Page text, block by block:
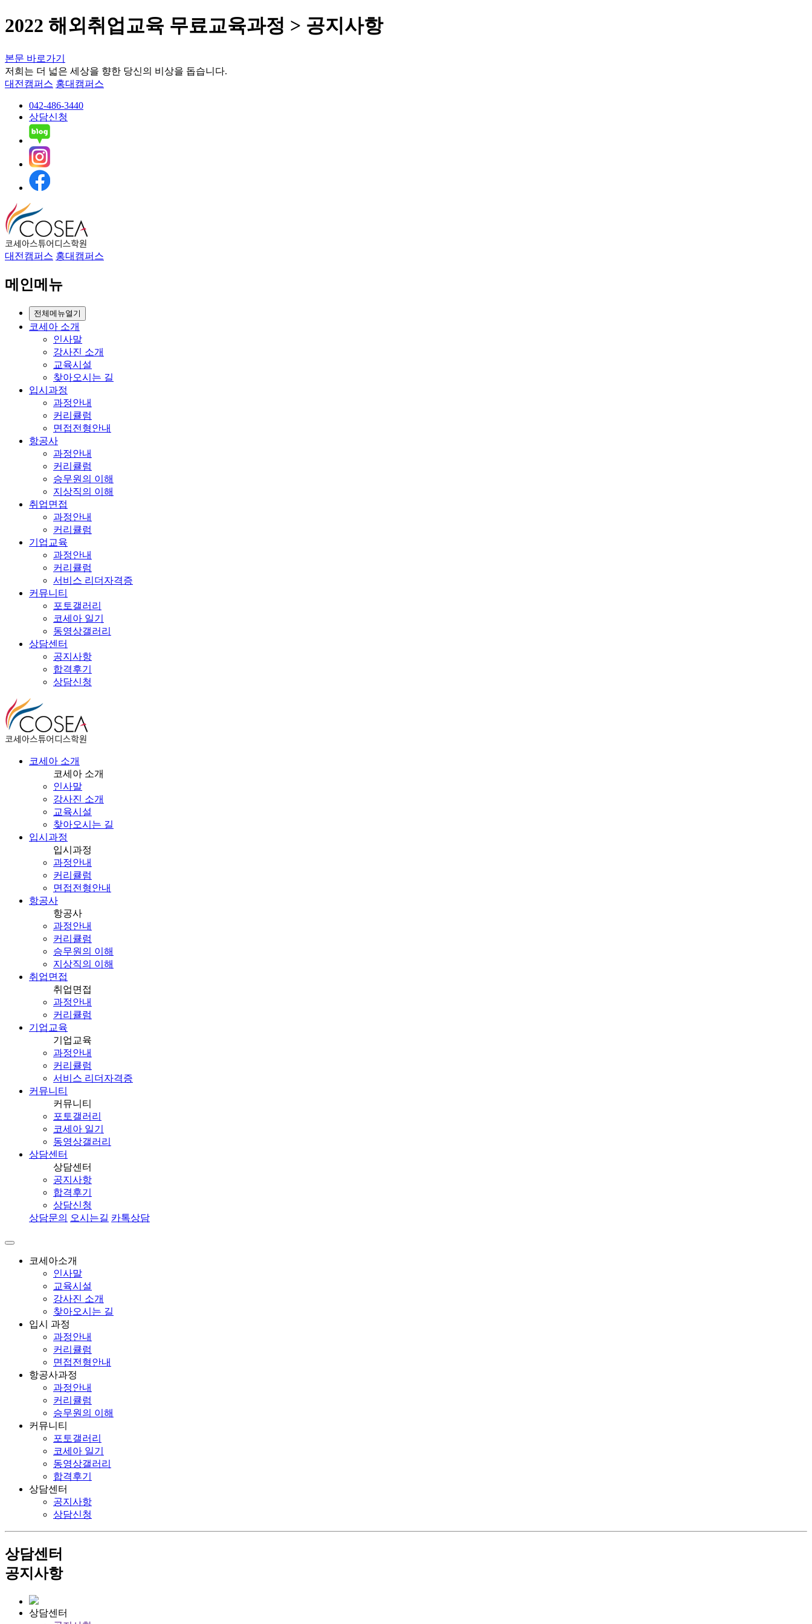
2022 해외취업교육 무료교육과정 > 공지사항
본문 바로가기
저희는 더 넓은 세상을 향한 당신의 비상을 돕습니다.
대전캠퍼스 홍대캠퍼스
042-486-3440
상담신청
대전캠퍼스 홍대캠퍼스
메인메뉴
전체메뉴열기
코세아 소개
인사말
강사진 소개
교육시설
찾아오시는 길
입시과정
과정안내
커리큘럼
면접전형안내
항공사
과정안내
커리큘럼
승무원의 이해
지상직의 이해
취업면접
과정안내
커리큘럼
기업교육
과정안내
커리큘럼
서비스 리더자격증
커뮤니티
포토갤러리
코세아 일기
동영상갤러리
상담센터
공지사항
합격후기
상담신청
코세아 소개
코세아 소개
인사말
강사진 소개
교육시설
찾아오시는 길
입시과정
입시과정
과정안내
커리큘럼
면접전형안내
항공사
항공사
과정안내
커리큘럼
승무원의 이해
지상직의 이해
취업면접
취업면접
과정안내
커리큘럼
기업교육
기업교육
과정안내
커리큘럼
서비스 리더자격증
커뮤니티
커뮤니티
포토갤러리
코세아 일기
동영상갤러리
상담센터
상담센터
공지사항
합격후기
상담신청
상담문의 오시는길 카톡상담
코세아소개
인사말
교육시설
강사진 소개
찾아오시는 길
입시 과정
과정안내
커리큘럼
면접전형안내
항공사과정
과정안내
커리큘럼
승무원의 이해
커뮤니티
포토갤러리
코세아 일기
동영상갤러리
합격후기
상담센터
공지사항
상담신청
상담센터
공지사항
상담센터